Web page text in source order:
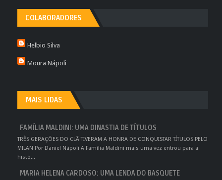
COLABORADORES
Helbio Silva
Moura Nápoli
MAIS LIDAS
FAMÍLIA MALDINI: UMA DINASTIA DE TÍTULOS
TRÊS GERAÇÕES DO CLÃ TIVERAM A HONRA DE CONQUISTAR TÍTULOS PELO
MILAN Por Daniel Nápoli A Família Maldini mais uma vez entrou para a
histó...
MARIA HELENA CARDOSO: UMA LENDA DO BASQUETE